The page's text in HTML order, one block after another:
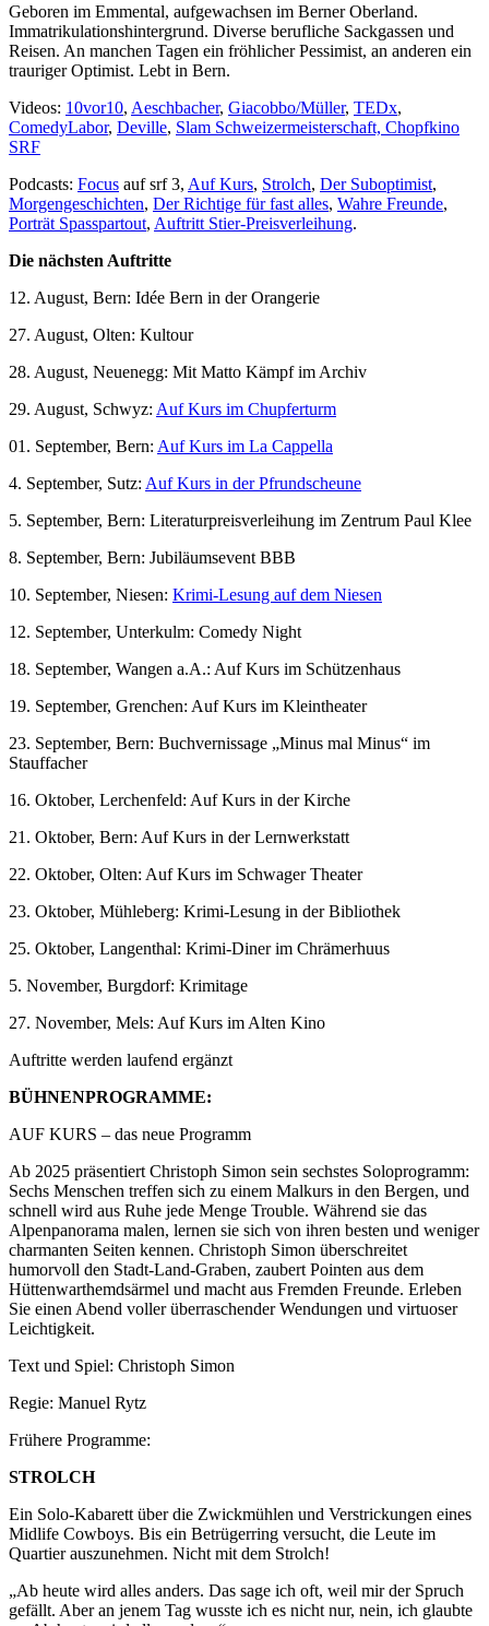
Geboren im Emmental, aufgewachsen im Berner Oberland.
Immatrikulationshintergrund. Diverse berufliche Sackgassen und
Reisen. An manchen Tagen ein fröhlicher Pessimist, an anderen ein
trauriger Optimist. Lebt in Bern.
Videos: 10vor10, Aeschbacher, Giacobbo/Müller, TEDx,
ComedyLabor, Deville, Slam Schweizermeisterschaft, Chopfkino
SRF
Podcasts: Focus auf srf 3, Auf Kurs, Strolch, Der Suboptimist,
Morgengeschichten, Der Richtige für fast alles, Wahre Freunde,
Porträt Spasspartout, Auftritt Stier-Preisverleihung.
Die nächsten Auftritte
12. August, Bern: Idée Bern in der Orangerie
27. August, Olten: Kultour
28. August, Neuenegg: Mit Matto Kämpf im Archiv
29. August, Schwyz: Auf Kurs im Chupferturm
01. September, Bern: Auf Kurs im La Cappella
4. September, Sutz: Auf Kurs in der Pfrundscheune
5. September, Bern: Literaturpreisverleihung im Zentrum Paul Klee
8. September, Bern: Jubiläumsevent BBB
10. September, Niesen: Krimi-Lesung auf dem Niesen
12. September, Unterkulm: Comedy Night
18. September, Wangen a.A.: Auf Kurs im Schützenhaus
19. September, Grenchen: Auf Kurs im Kleintheater
23. September, Bern: Buchvernissage „Minus mal Minus“ im
Stauffacher
16. Oktober, Lerchenfeld: Auf Kurs in der Kirche
21. Oktober, Bern: Auf Kurs in der Lernwerkstatt
22. Oktober, Olten: Auf Kurs im Schwager Theater
23. Oktober, Mühleberg: Krimi-Lesung in der Bibliothek
25. Oktober, Langenthal: Krimi-Diner im Chrämerhuus
5. November, Burgdorf: Krimitage
27. November, Mels: Auf Kurs im Alten Kino
Auftritte werden laufend ergänzt
BÜHNENPROGRAMME:
AUF KURS – das neue Programm
Ab 2025 präsentiert Christoph Simon sein sechstes Soloprogramm:
Sechs Menschen treffen sich zu einem Malkurs in den Bergen, und
schnell wird aus Ruhe jede Menge Trouble. Während sie das
Alpenpanorama malen, lernen sie sich von ihren besten und weniger
charmanten Seiten kennen. Christoph Simon überschreitet
humorvoll den Stadt-Land-Graben, zaubert Pointen aus dem
Hüttenwarthemdsärmel und macht aus Fremden Freunde. Erleben
Sie einen Abend voller überraschender Wendungen und virtuoser
Leichtigkeit.
Text und Spiel: Christoph Simon
Regie: Manuel Rytz
Frühere Programme:
STROLCH
Ein Solo-Kabarett über die Zwickmühlen und Verstrickungen eines
Midlife Cowboys. Bis ein Betrügerring versucht, die Leute im
Quartier auszunehmen. Nicht mit dem Strolch!
„Ab heute wird alles anders. Das sage ich oft, weil mir der Spruch
gefällt. Aber an jenem Tag wusste ich es nicht nur, nein, ich glaubte